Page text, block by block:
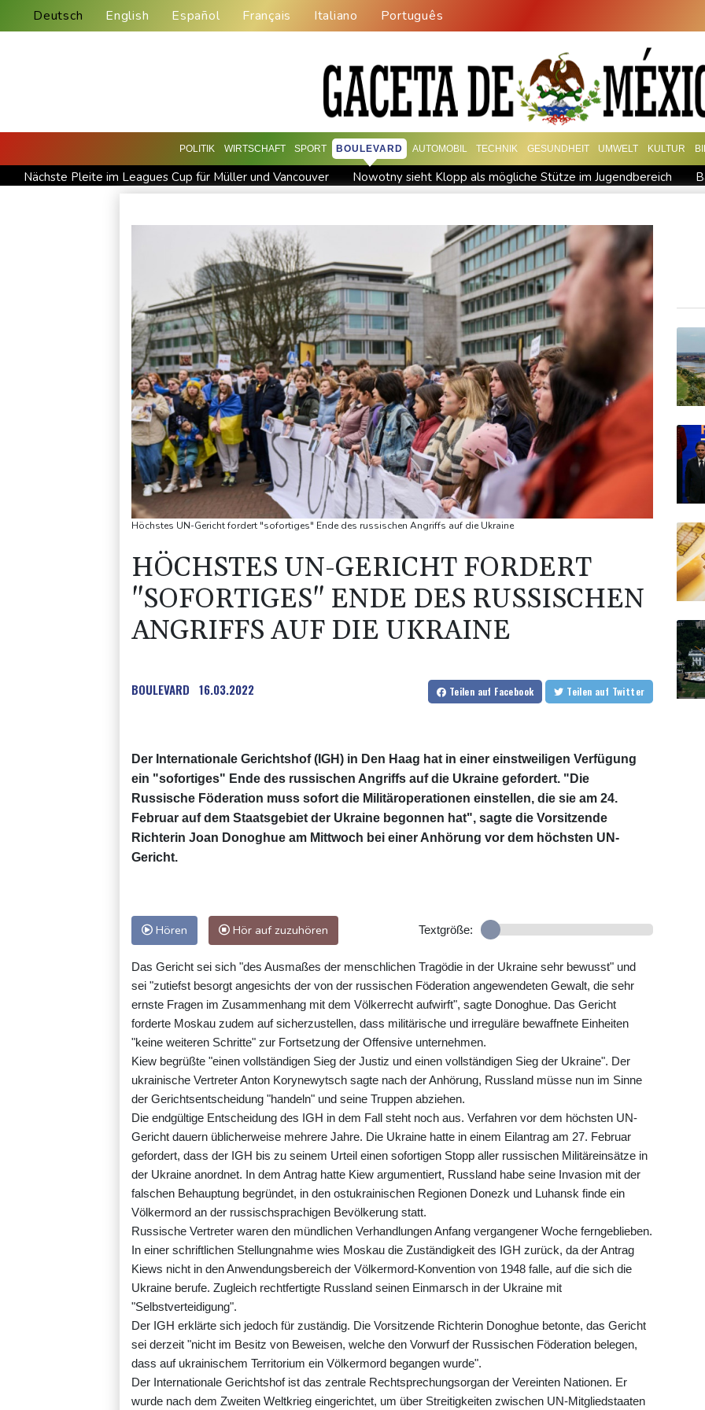
Deutsch English Español Français Italiano Português
POLITIK WIRTSCHAFT SPORT BOULEVARD AUTOMOBIL TECHNIK GESUNDHEIT UMWELT KULTUR
Nächste Pleite im Leagues Cup für Müller und Vancouver Nowotny sieht Klopp als mögliche Stütze im Jugendbereich
BUND kritisiert Lockerung von Sonntagsfahrverbot für Lkw - BDI begrüßt es
Kolumbien: Neuer Präsident kündigt
BUND kritisiert Lockerung von Sonn- und Feiertagsfahrverbot für Lastwagen
Trump spricht nach Ballsaal-Urteil von
Abholzung im Amazonas auf niedrigstem Stand seit einem Jahrzehnt
Höchstes UN-Gericht fordert "sofortiges" Ende des russischen Angriffs auf die Ukraine
HÖCHSTES UN-GERICHT FORDERT
"SOFORTIGES" ENDE DES RUSSISCHEN
ANGRIFFS AUF DIE UKRAINE
BOULEVARD 16.03.2022 Teilen auf Facebook Teilen auf Twitter
Der Internationale Gerichtshof (IGH) in Den Haag hat in einer einstweiligen Verfügung
ein "sofortiges" Ende des russischen Angriffs auf die Ukraine gefordert. "Die
Russische Föderation muss sofort die Militäroperationen einstellen, die sie am 24.
Februar auf dem Staatsgebiet der Ukraine begonnen hat", sagte die Vorsitzende
Richterin Joan Donoghue am Mittwoch bei einer Anhörung vor dem höchsten UN-
Gericht.
Hören Hör auf zuzuhören Textgröße:
Das Gericht sei sich "des Ausmaßes der menschlichen Tragödie in der Ukraine sehr bewusst" und
sei "zutiefst besorgt angesichts der von der russischen Föderation angewendeten Gewalt, die sehr
ernste Fragen im Zusammenhang mit dem Völkerrecht aufwirft", sagte Donoghue. Das Gericht
forderte Moskau zudem auf sicherzustellen, dass militärische und irreguläre bewaffnete Einheiten
"keine weiteren Schritte" zur Fortsetzung der Offensive unternehmen.
Kiew begrüßte "einen vollständigen Sieg der Justiz und einen vollständigen Sieg der Ukraine". Der
ukrainische Vertreter Anton Korynewytsch sagte nach der Anhörung, Russland müsse nun im Sinne
der Gerichtsentscheidung "handeln" und seine Truppen abziehen.
Die endgültige Entscheidung des IGH in dem Fall steht noch aus. Verfahren vor dem höchsten UN-
Gericht dauern üblicherweise mehrere Jahre. Die Ukraine hatte in einem Eilantrag am 27. Februar
gefordert, dass der IGH bis zu seinem Urteil einen sofortigen Stopp aller russischen Militäreinsätze in
der Ukraine anordnet. In dem Antrag hatte Kiew argumentiert, Russland habe seine Invasion mit der
falschen Behauptung begründet, in den ostukrainischen Regionen Donezk und Luhansk finde ein
Völkermord an der russischsprachigen Bevölkerung statt.
Russische Vertreter waren den mündlichen Verhandlungen Anfang vergangener Woche ferngeblieben.
In einer schriftlichen Stellungnahme wies Moskau die Zuständigkeit des IGH zurück, da der Antrag
Kiews nicht in den Anwendungsbereich der Völkermord-Konvention von 1948 falle, auf die sich die
Ukraine berufe. Zugleich rechtfertigte Russland seinen Einmarsch in der Ukraine mit
"Selbstverteidigung".
Der IGH erklärte sich jedoch für zuständig. Die Vorsitzende Richterin Donoghue betonte, das Gericht
sei derzeit "nicht im Besitz von Beweisen, welche den Vorwurf der Russischen Föderation belegen,
dass auf ukrainischem Territorium ein Völkermord begangen wurde".
Der Internationale Gerichtshof ist das zentrale Rechtsprechungsorgan der Vereinten Nationen. Er
wurde nach dem Zweiten Weltkrieg eingerichtet, um über Streitigkeiten zwischen UN-Mitgliedstaaten